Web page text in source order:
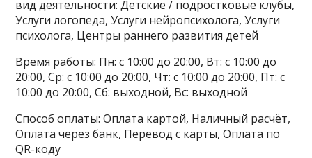
вид деятельности: Детские / подростковые клубы,
Услуги логопеда, Услуги нейропсихолога, Услуги
психолога, Центры раннего развития детей
Время работы: Пн: с 10:00 до 20:00, Вт: с 10:00 до
20:00, Ср: с 10:00 до 20:00, Чт: с 10:00 до 20:00, Пт: с
10:00 до 20:00, Сб: выходной, Вс: выходной
Способ оплаты: Оплата картой, Наличный расчёт,
Оплата через банк, Перевод с карты, Оплата по
QR-коду